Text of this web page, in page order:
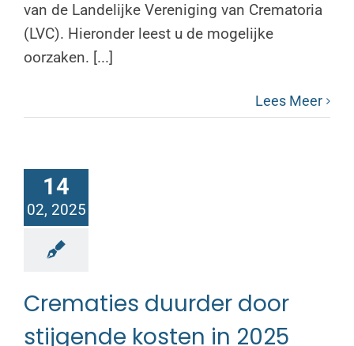
van de Landelijke Vereniging van Crematoria
(LVC). Hieronder leest u de mogelijke
oorzaken. [...]
Lees Meer
14
02, 2025
Crematies duurder door
stijgende kosten in 2025